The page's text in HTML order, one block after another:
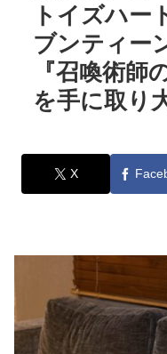
トイズハー
ブンティー
『召喚術師
を手に取り
X